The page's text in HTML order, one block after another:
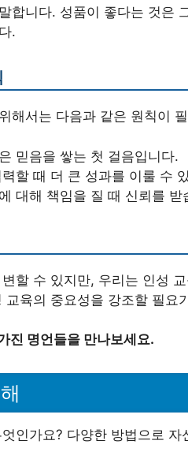
합니다. 성품이 좋다는 것은
.
해서는 다음과 같은 원칙이
믿음을 쌓는 첫 걸음입니다.
할 때 더 큰 성과를 이룰 수
대해 책임을 질 때 신뢰를 받
할 수 있지만, 우리는 인성
육의 중요성을 강조할 필요
진 명언들을 만나보세요.
인가요? 다양한 방법으로